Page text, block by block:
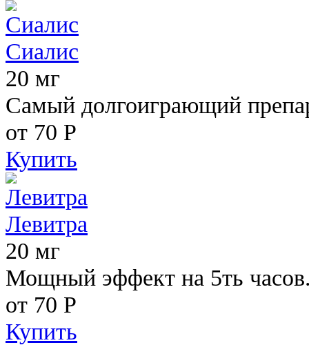
Сиалис
20 мг
Самый долгоиграющий
от 70 Р
Купить
Левитра
20 мг
Мощный эффект на 5ть
от 70 Р
Купить